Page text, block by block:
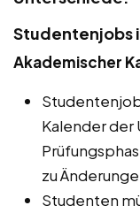
Studentenjobs
Akademischer
Kalender der
zu
Studenten